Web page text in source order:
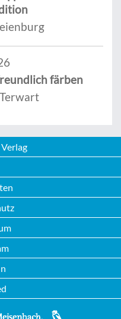
färben